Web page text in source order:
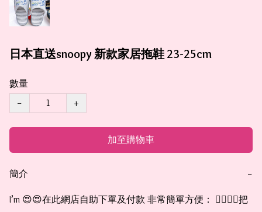
日本直送snoopy 新款家居拖鞋 23-25cm
數量
−
+
加至購物車
簡介 −
I’m 😍😍在此網店自助下單及付款 非常簡單方便： 👉🏻👉🏻把